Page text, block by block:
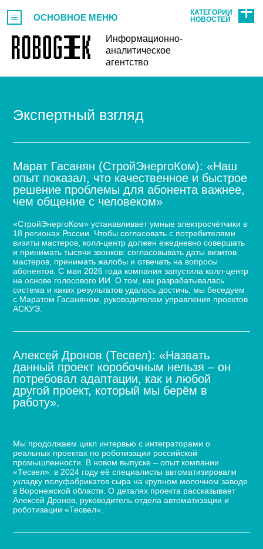
Информационно-
аналитическое
агентство
ОСНОВНОЕ МЕНЮ
КАТЕГОРИИ
НОВОСТЕЙ
Экспертный взгляд
Марат Гасанян (СтройЭнергоКом): «Наш
опыт показал, что качественное и быстрое
решение проблемы для абонента важнее,
чем общение с человеком»
«СтройЭнергоКом» устанавливает умные электросчётчики в
18 регионах России. Чтобы согласовать с потребителями
визиты мастеров, колл-центр должен ежедневно совершать
и принимать тысячи звонков: согласовывать даты визитов
мастеров, принимать жалобы и отвечать на вопросы
абонентов. С мая 2026 года компания запустила колл-центр
на основе голосового ИИ. О том, как разрабатывалась
система и каких результатов удалось достичь, мы беседуем
с Маратом Гасаняном, руководителем управления проектов
АСКУЭ.
Алексей Дронов (Тесвел): «Назвать
данный проект коробочным нельзя – он
потребовал адаптации, как и любой
другой проект, который мы берём в
работу».
Мы продолжаем цикл интервью с интеграторами о
реальных проектах по роботизации российской
промышленности. В новом выпуске – опыт компании
«Тесвел»: в 2024 году её специалисты автоматизировали
укладку полуфабрикатов сыра на крупном молочном заводе
в Воронежской области. О деталях проекта рассказывает
Алексей Дронов, руководитель отдела автоматизации и
роботизации «Тесвел».